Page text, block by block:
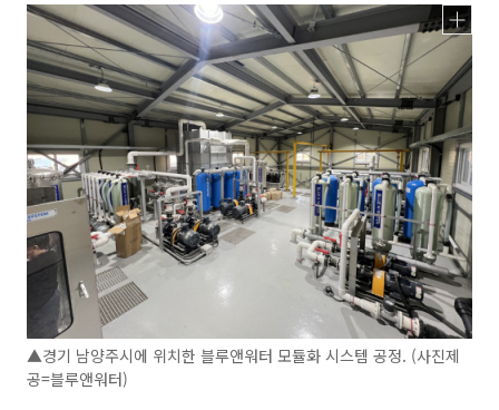
▲경기 남양주시에 위치한 블루앤워터 모듈화 시스템 공정. (사진제
공=블루앤워터)